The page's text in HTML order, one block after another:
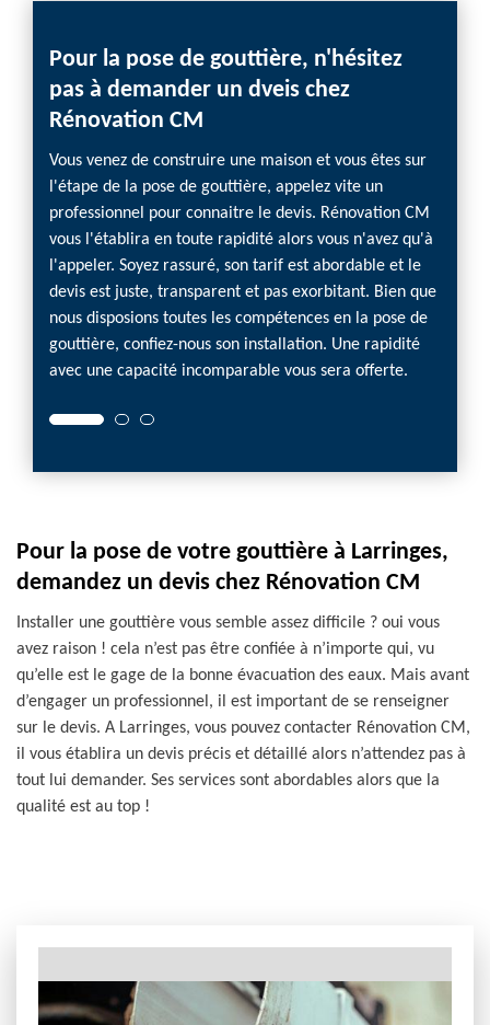
Pour la pose de gouttière, n'hésitez
pas à demander un dveis chez
Rénovation CM
Vous venez de construire une maison et vous êtes sur
l'étape de la pose de gouttière, appelez vite un
professionnel pour connaitre le devis. Rénovation CM
vous l'établira en toute rapidité alors vous n'avez qu'à
l'appeler. Soyez rassuré, son tarif est abordable et le
devis est juste, transparent et pas exorbitant. Bien que
nous disposions toutes les compétences en la pose de
gouttière, confiez-nous son installation. Une rapidité
avec une capacité incomparable vous sera offerte.
Pour la pose de votre gouttière à Larringes,
demandez un devis chez Rénovation CM
Installer une gouttière vous semble assez difficile ? oui vous
avez raison ! cela n’est pas être confiée à n’importe qui, vu
qu’elle est le gage de la bonne évacuation des eaux. Mais avant
d’engager un professionnel, il est important de se renseigner
sur le devis. A Larringes, vous pouvez contacter Rénovation CM,
il vous établira un devis précis et détaillé alors n’attendez pas à
tout lui demander. Ses services sont abordables alors que la
qualité est au top !